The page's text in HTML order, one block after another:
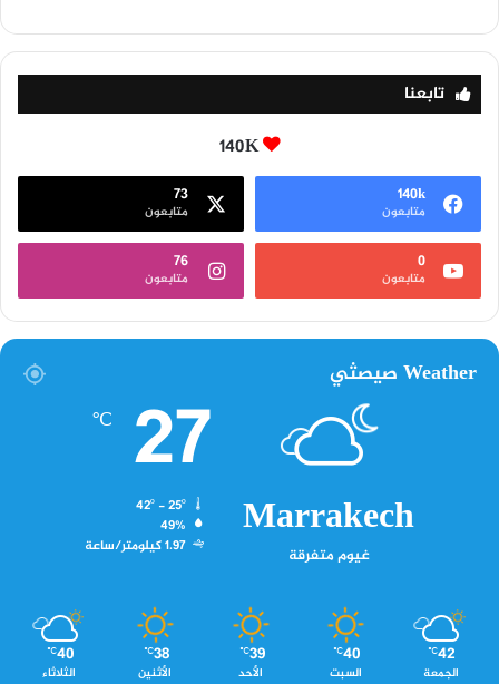
تابعنا
140K
140k
متابعون
73
متابعون
0
متابعون
76
متابعون
Weather صيصثي
Marrakech
غيوم متفرقة
27
℃
49%
1.97 كيلومتر/ساعة
42
℃
الجمعة
40
℃
السبت
39
℃
الأحد
38
℃
الأثنين
40
℃
الثلاثاء